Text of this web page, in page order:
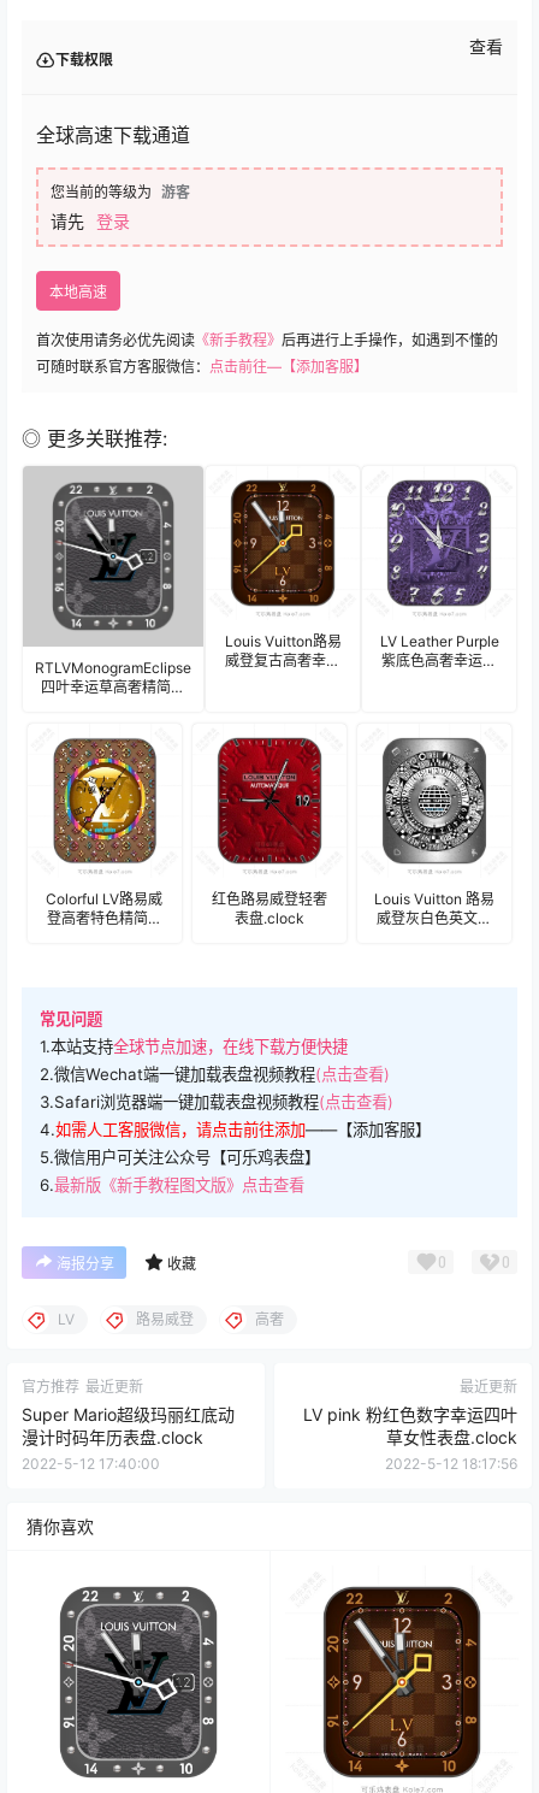
下载权限
查看
全球高速下载通道
您当前的等级为 游客
请先 登录
本地高速
首次使用请务必优先阅读 《新手教程》 后再进行上手操作，如遇到不懂的
可随时联系官方客服微信： 点击前往—【添加客服】
◎ 更多关联推荐:
RTLVMonogramEclipse
四叶幸运草高奢精简数
Louis Vuitton路易
威登复古高奢幸运
LV Leather Purple
紫底色高奢幸运四
Colorful LV路易威
登高奢特色精简表
红色路易威登轻奢
表盘.clock
Louis Vuitton 路易
威登灰白色英文字
常见问题
1.本站支持全球节点加速，在线下载方便快捷
2.微信Wechat端一键加载表盘视频教程(点击查看)
3.Safari浏览器端一键加载表盘视频教程(点击查看)
4.如需人工客服微信，请点击前往添加——【添加客服】
5.微信用户可关注公众号【可乐鸡表盘】
6.最新版《新手教程图文版》点击查看
海报分享 收藏 0 0
LV 路易威登 高奢
官方推荐 最近更新
Super Mario超级玛丽红底动
漫计时码年历表盘.clock
2022-5-12 17:40:00
最近更新
LV pink 粉红色数字幸运四叶
草女性表盘.clock
2022-5-12 18:17:56
猜你喜欢